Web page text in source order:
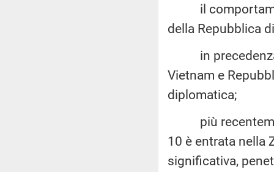
il
della Repubblica
in precedenza,
Vietnam e
diplomatica;
più
10 è entrata nella
significativa,